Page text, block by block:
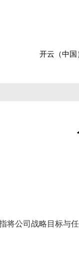
开云（中国
将公司战略目标与